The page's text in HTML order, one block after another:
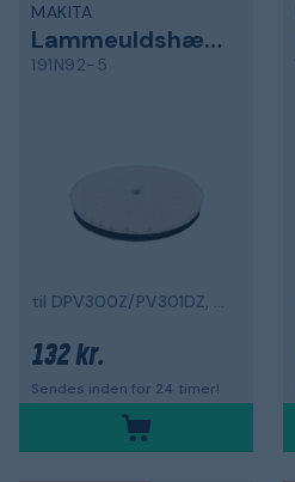
MAKITA
Lammeuldshætte
191N92-5
til DPV300Z/PV301DZ, 80 mm
132 kr.
Sendes inden for 24 timer!